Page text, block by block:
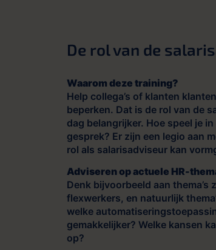
De rol van de
Waarom deze training?
Help collega’s of klanten
beperken. Dat is de rol van de
dag belangrijker. Hoe speel je
gesprek? Er zijn een legio aan
rol als salarisadviseur kan
Adviseren op actuele HR-
Denk bijvoorbeeld aan
flexwerkers, en natuurlijk
welke
gemakkelijker? Welke kansen
op?